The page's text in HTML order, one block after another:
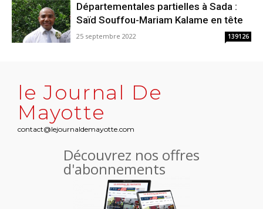
Départementales partielles à Sada :
Saïd Souffou-Mariam Kalame en tête
25 septembre 2022 139126
le Journal De
Mayotte
contact@lejournaldemayotte.com
Découvrez nos offres
d'abonnements